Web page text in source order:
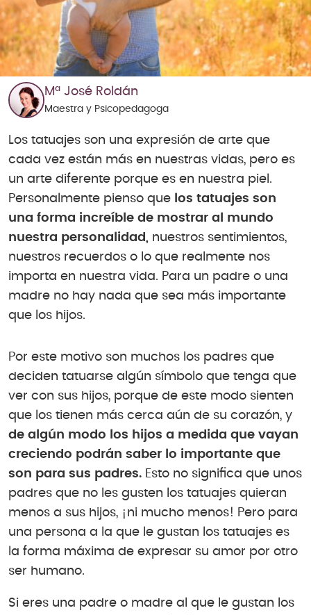
Mª José Roldán
Maestra y Psicopedagoga
Los tatuajes son una expresión de arte que
cada vez están más en nuestras vidas, pero es
un arte diferente porque es en nuestra piel.
Personalmente pienso que los tatuajes son
una forma increíble de mostrar al mundo
nuestra personalidad, nuestros sentimientos,
nuestros recuerdos o lo que realmente nos
importa en nuestra vida. Para un padre o una
madre no hay nada que sea más importante
que los hijos.
Por este motivo son muchos los padres que
deciden tatuarse algún símbolo que tenga que
ver con sus hijos, porque de este modo sienten
que los tienen más cerca aún de su corazón, y
de algún modo los hijos a medida que vayan
creciendo podrán saber lo importante que
son para sus padres. Esto no significa que unos
padres que no les gusten los tatuajes quieran
menos a sus hijos, ¡ni mucho menos! Pero para
una persona a la que le gustan los tatuajes es
la forma máxima de expresar su amor por otro
ser humano.
Si eres una padre o madre al que le gustan los